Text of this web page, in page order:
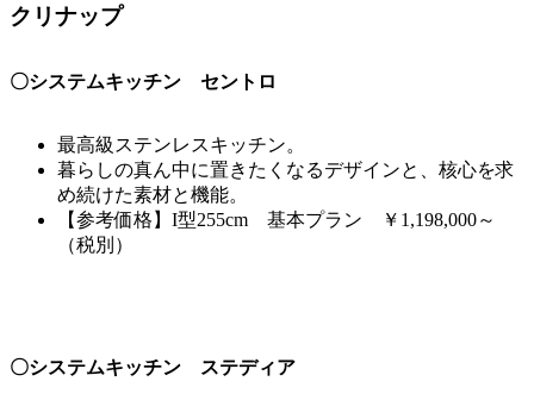
クリナップ
〇システムキッチン セントロ
最高級ステンレスキッチン。
暮らしの真ん中に置きたくなるデザインと、核心を求
め続けた素材と機能。
【参考価格】I型255cm 基本プラン ￥1,198,000～
（税別）
〇システムキッチン ステディア